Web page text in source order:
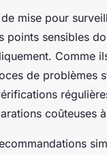
mise pour
points sensibles
Comme
de problèmes
coûteuses